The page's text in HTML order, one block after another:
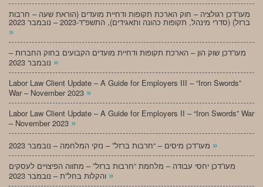
מעו”דכן רגולציה – חוק הארכת תקופות ודחיית מועדים (הוראת שעה – חרבות
ברזל) (סדרי מינהל, תקופות כהונה ותאגידים), התשפ”ד-2023 – נובמבר 2023
»
מעו”דכן שוק הון – הארכת תקופות ודחיית מועדים הקבועים בחוק החברות –
»
Labor Law Client Update – A Guide for Employers III – “Iron Swords”
War – November 2023 »
Labor Law Client Update – A Guide for Employers II – “Iron Swords” War
– November 2023 »
»
מעו”דכן יחסי עבודה – מלחמת “חרבות ברזל” – מתווה הפיצויים לעסקים
»